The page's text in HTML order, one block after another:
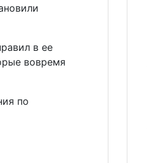
в ее
вовремя
по